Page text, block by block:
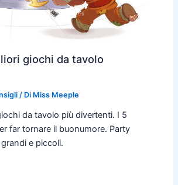
giochi da tavolo
/ Di Miss Meeple
da tavolo più divertenti. I 5
far tornare il buonumore. Party
e piccoli.